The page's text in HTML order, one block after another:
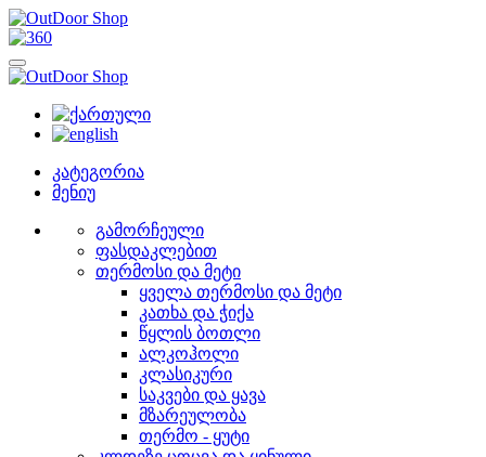
კატეგორია
მენიუ
გამორჩეული
ფასდაკლებით
თერმოსი და მეტი
ყველა თერმოსი და მეტი
კათხა და ჭიქა
წყლის ბოთლი
ალკოჰოლი
კლასიკური
საკვები და ყავა
მზარეულობა
თერმო - ყუტი